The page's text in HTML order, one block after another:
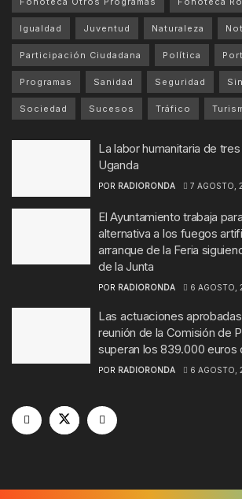
Igualdad Juventud Naturaleza
Participación Ciudadana Política
Programas Sanidad Seguridad
Sociedad Sucesos Tráfico
La labor humanitaria de
Uganda
POR RADIORONDA 7 AGOSTO,
El Ayuntamiento trabaja
alternativa a los fuegos
arranque de la Feria
de la Junta
POR RADIORONDA 6 AGOSTO,
Las actuaciones
reunión de la Comisión de
superan los 839.000 euros
POR RADIORONDA 6 AGOSTO,